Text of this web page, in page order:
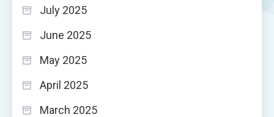
July 2025
June 2025
May 2025
April 2025
March 2025